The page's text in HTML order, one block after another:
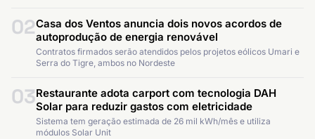
02Casa dos Ventos anuncia dois novos acordos de
autoprodução de energia renovável
Contratos firmados serão atendidos pelos projetos eólicos Umari e
Serra do Tigre, ambos no Nordeste
03Restaurante adota carport com tecnologia DAH
Solar para reduzir gastos com eletricidade
Sistema tem geração estimada de 26 mil kWh/mês e utiliza
módulos Solar Unit